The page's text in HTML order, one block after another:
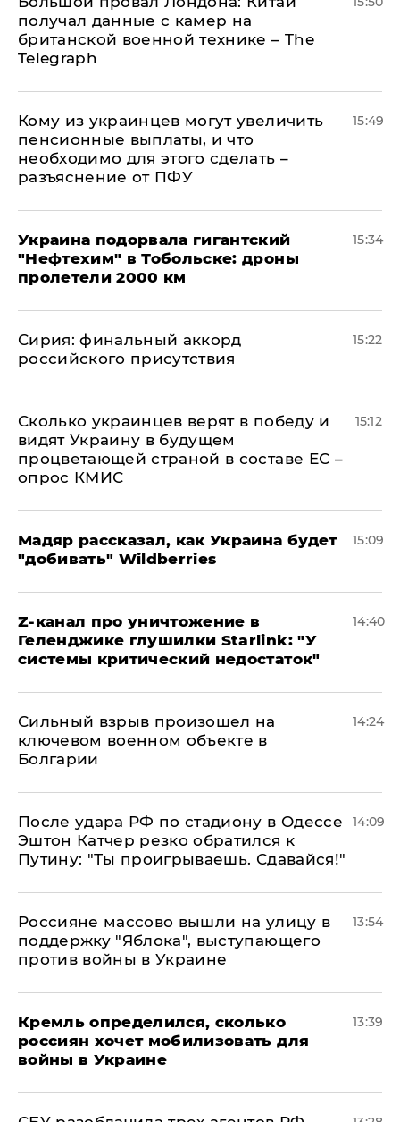
получал данные с камер на
британской военной технике – The
Telegraph
Кому из украинцев могут увеличить
пенсионные выплаты, и что
необходимо для этого сделать –
разъяснение от ПФУ
15:49
Украина подорвала гигантский
"Нефтехим" в Тобольске: дроны
пролетели 2000 км
15:34
​Сирия: финальный аккорд
российского присутствия
15:22
Сколько украинцев верят в победу и
видят Украину в будущем
процветающей страной в составе ЕС –
опрос КМИС
15:12
Мадяр рассказал, как Украина будет
"добивать" Wildberries
15:09
Z-канал про уничтожение в
Геленджике глушилки Starlink: "У
системы критический недостаток"
14:40
Сильный взрыв произошел на
ключевом военном объекте в
Болгарии
14:24
После удара РФ по стадиону в Одессе
Эштон Катчер резко обратился к
Путину: "Ты проигрываешь. Сдавайся!"
14:09
Россияне массово вышли на улицу в
поддержку "Яблока", выступающего
против войны в Украине
13:54
Кремль определился, сколько
россиян хочет мобилизовать для
войны в Украине
13:39